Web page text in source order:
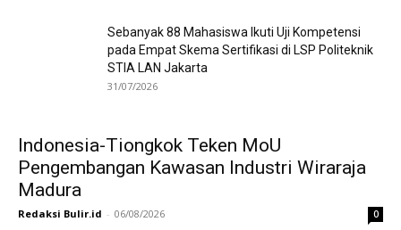
Sebanyak 88 Mahasiswa Ikuti Uji Kompetensi
pada Empat Skema Sertifikasi di LSP Politeknik
STIA LAN Jakarta
31/07/2026
Indonesia-Tiongkok Teken MoU
Pengembangan Kawasan Industri Wiraraja
Madura
Redaksi Bulir.id - 06/08/2026 0